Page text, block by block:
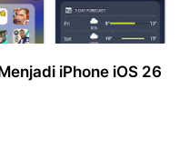
iPhone iOS 26